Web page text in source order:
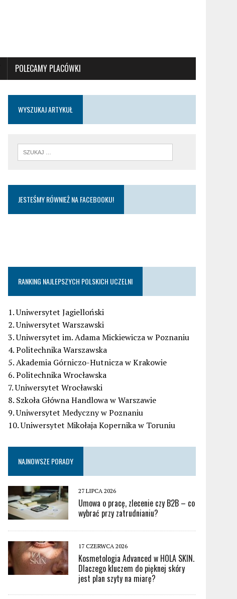
POLECAMY PLACÓWKI
WYSZUKAJ ARTYKUŁ
JESTEŚMY RÓWNIEŻ NA FACEBOOKU!
RANKING NAJLEPSZYCH POLSKICH UCZELNI
1. Uniwersytet Jagielloński
2. Uniwersytet Warszawski
3. Uniwersytet im. Adama Mickiewicza w Poznaniu
4. Politechnika Warszawska
5. Akademia Górniczo-Hutnicza w Krakowie
6. Politechnika Wrocławska
7. Uniwersytet Wrocławski
8. Szkoła Główna Handlowa w Warszawie
9. Uniwersytet Medyczny w Poznaniu
10. Uniwersytet Mikołaja Kopernika w Toruniu
NAJNOWSZE PORADY
27 LIPCA 2026
Umowa o pracę, zlecenie czy B2B – co
wybrać przy zatrudnianiu?
17 CZERWCA 2026
Kosmetologia Advanced w HOLA SKIN.
Dlaczego kluczem do pięknej skóry
jest plan szyty na miarę?